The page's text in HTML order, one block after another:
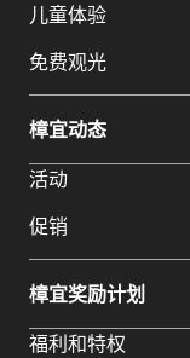
儿童体验
免费观光
樟宜动态
活动
促销
樟宜奖励计划
福利和特权